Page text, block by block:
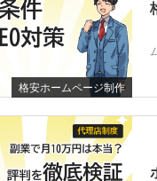
格安ホームページ制作